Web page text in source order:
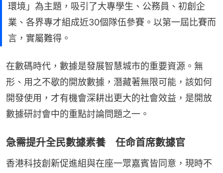
環境」為主題，吸引了大專學生、公務員、初創企
業、各界專才組成近30個隊伍參賽。以第一屆比賽而
言，實屬難得。
在數碼時代，數據是發展智慧城市的重要資源。無
形、用之不歇的開放數據，潛藏著無限可能，該如何
開發使用，才有機會深耕出更大的社會效益，是開放
數據研討會中的重點討論問題之一。
急需提升全民數據素養 任命首席數據官
香港科技創新促進組與在座一眾嘉賓皆同意，現時不